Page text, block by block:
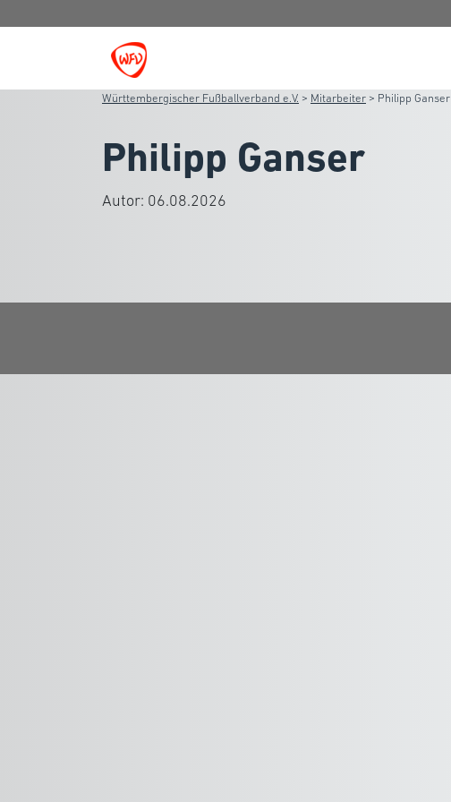
Württembergischer Fußballverband e.V. > Mitarbeiter > Philipp Ganser
Philipp Ganser
Autor: 06.08.2026